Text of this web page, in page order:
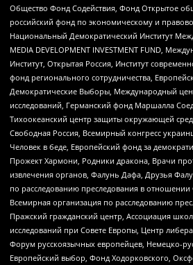
Общество Фонд Содействия, Фонд Открытое
российский фонд по экономическому и
Национальный Демократический Институт
MEDIA DEVELOPMENT INVESTMENT FUND,
Институт, Открытая Россия, Институт
фонд регионального сотрудничества,
Демократические Выборы, Международный
исследований, Германский фонд Маршалла
Тихоокеанский центр защиты окружающей
Свободная Россия, Всемирный конгресс
Человек в беде, Европейский фонд за
Прожект Хармони, Родники дракона, Врачи
извлечения органов, Фалунь Дафа, Друзья
по расследованию преследования в отношении
Всемирная организация по расследованию
Пражский гражданский центр, Ассоциация
исследований при Совете Европы, Центр
Форум русскоязычных европейцев, Немецко-
Европейский выбор, Фонд Ходорковского,